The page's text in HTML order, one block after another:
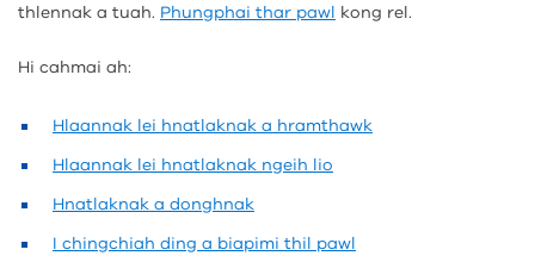
thlennak a tuah. Phungphai thar pawl kong rel.
Hi cahmai ah:
Hlaannak lei hnatlaknak a hramthawk
Hlaannak lei hnatlaknak ngeih lio
Hnatlaknak a donghnak
I chingchiah ding a biapimi thil pawl